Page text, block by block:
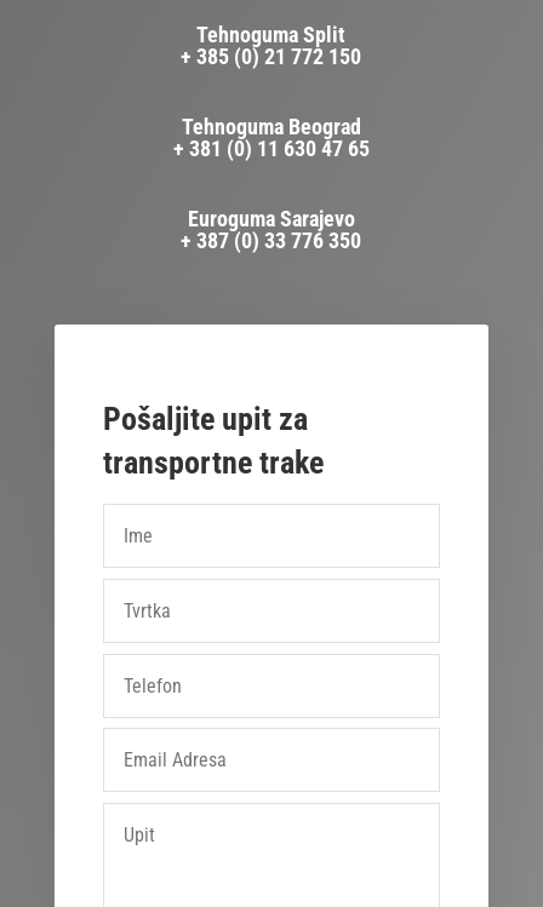
Tehnoguma Split
+ 385 (0) 21 772 150
Tehnoguma Beograd
+ 381 (0) 11 630 47 65
Euroguma Sarajevo
+ 387 (0) 33 776 350
Pošaljite upit za
transportne trake